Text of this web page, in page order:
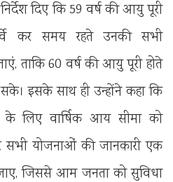
दिए कि 59 वर्ष की आयु पूरी
कर समय रहते उनकी सभी
ताकि 60 वर्ष की आयु पूरी होते
इसके साथ ही उन्होंने कहा कि
लिए वार्षिक आय सीमा को
सभी योजनाओं की जानकारी एक
जिससे आम जनता को सुविधा